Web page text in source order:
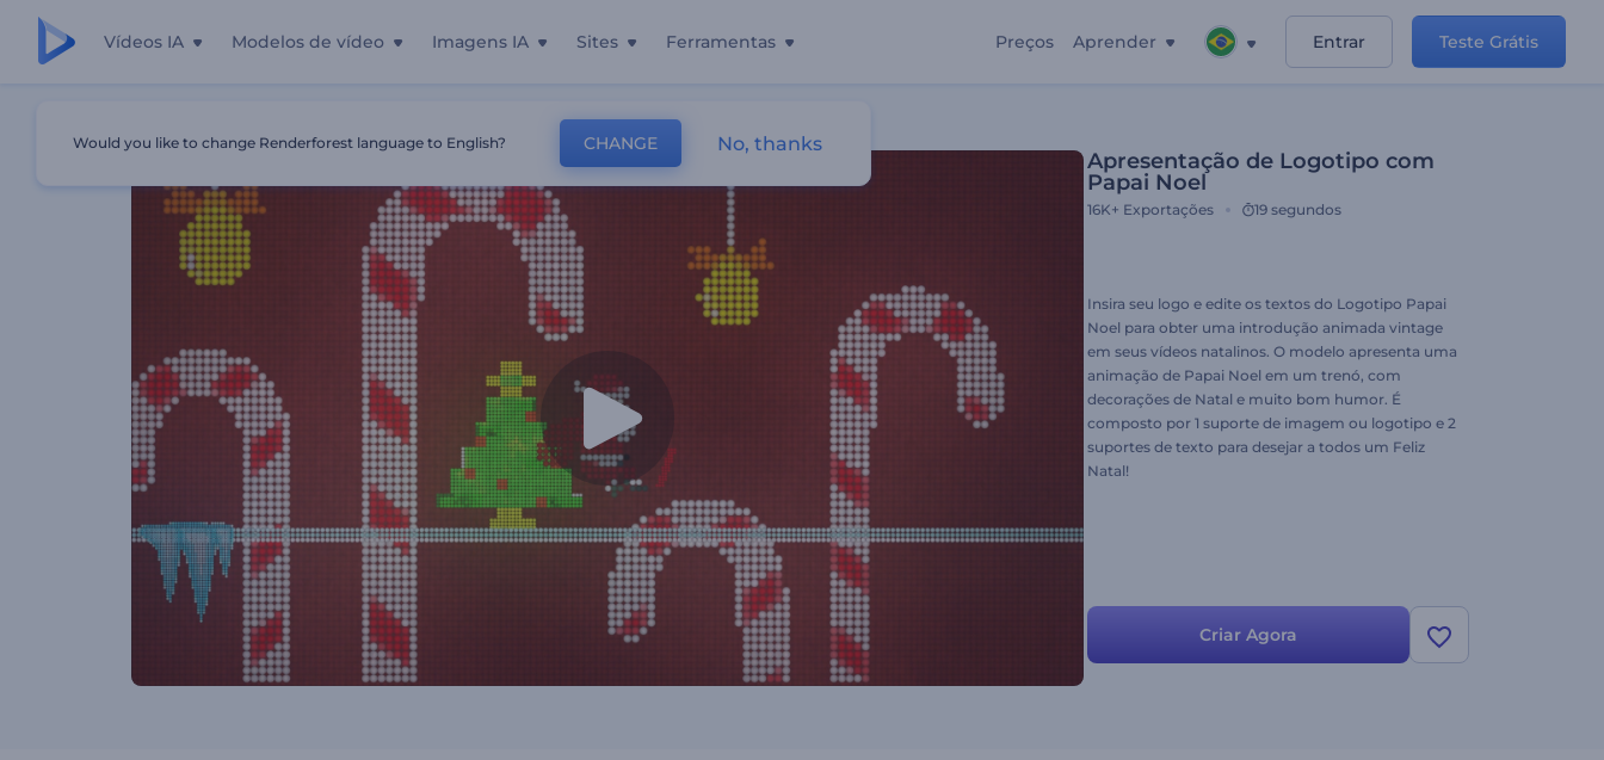
Vídeos IA Modelos de vídeo Imagens IA Sites Ferramentas Preços Aprender Entrar Teste Grátis
Apresentação De Logotipo Com Papai Noel
Apresentação de Logotipo com
Papai Noel
16K+ Exportações 19 segundos
Insira seu logo e edite os textos do Logotipo Papai
Noel para obter uma introdução animada vintage
em seus vídeos natalinos. O modelo apresenta uma
animação de Papai Noel em um trenó, com
decorações de Natal e muito bom humor. É
composto por 1 suporte de imagem ou logotipo e 2
suportes de texto para desejar a todos um Feliz
Natal!
Criar Agora
Would you like to change Renderforest language to English? CHANGE No, thanks